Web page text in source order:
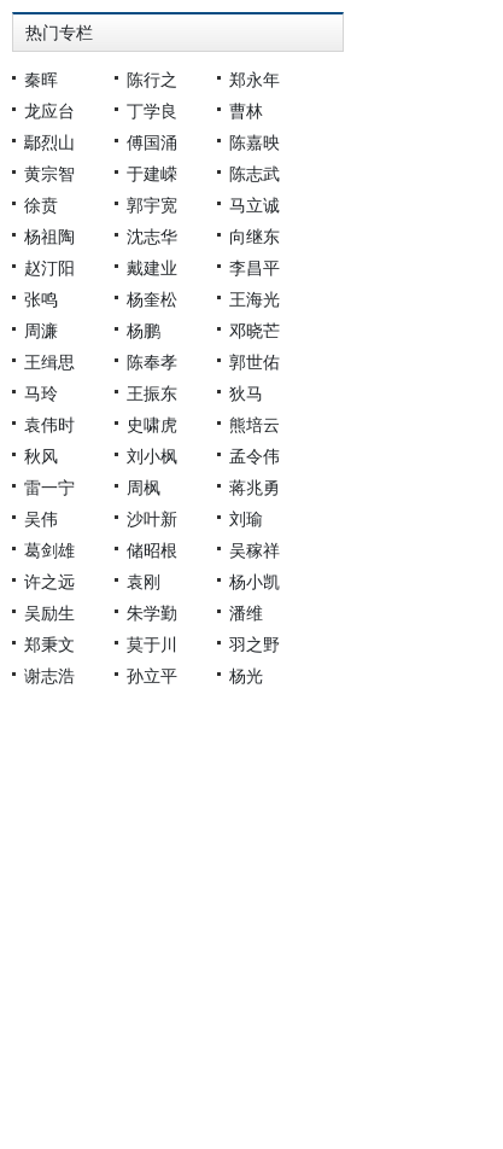
热门专栏
秦晖 陈行之
郑永年
龙应台
丁学良
曹林
鄢烈山
傅国涌
陈嘉映
黄宗智
于建嵘
陈志武
徐贲
郭宇宽
马立诚
杨祖陶
沈志华
向继东
赵汀阳
戴建业
李昌平
张鸣
杨奎松
王海光
周濂
杨鹏
邓晓芒
王缉思
陈奉孝
郭世佑
马玲
王振东
狄马
袁伟时
史啸虎
熊培云
秋风
刘小枫
孟令伟
雷一宁
周枫
蒋兆勇
吴伟
沙叶新
刘瑜
葛剑雄
储昭根
吴稼祥
许之远
袁刚
杨小凯
吴励生
朱学勤
潘维
郑秉文
莫于川
羽之野
谢志浩
孙立平 杨光